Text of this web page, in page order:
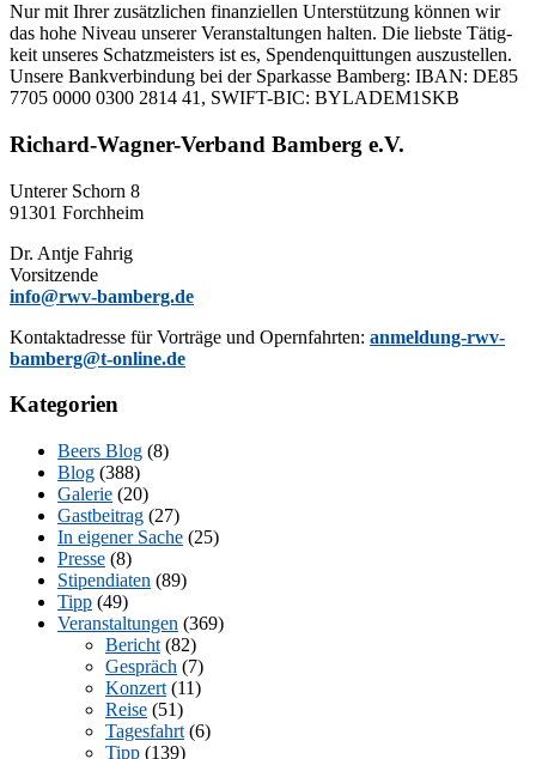
Nur mit Ih­rer zu­sätz­li­chen fi­nan­zi­el­len Un­ter­stüt­zung kön­nen wir
das hohe Ni­veau un­se­rer Ver­an­stal­tun­gen hal­ten. Die liebs­te Tä­tig­
keit un­se­res Schatz­meis­ters ist es, Spen­den­quit­tun­gen aus­zu­stel­len.
Un­se­re Bank­ver­bin­dung bei der Spar­kas­se Bam­berg: IBAN: DE85
7705 0000 0300 2814 41, SWIFT-BIC: BYLADEM1SKB
Richard-Wagner-Verband Bamberg e.V.
Un­te­rer Schorn 8
91301 Forchheim
Dr. Ant­je Fahrig
Vorsitzende
info@rwv-bamberg.de
Kon­takt­adres­se für Vor­trä­ge und Opern­fahr­ten: anmeldung-rwv-
bamberg@t-online.de
Kategorien
Beers Blog (8)
Blog (388)
Galerie (20)
Gastbeitrag (27)
In eigener Sache (25)
Presse (8)
Stipendiaten (89)
Tipp (49)
Veranstaltungen (369)
Bericht (82)
Gespräch (7)
Konzert (11)
Reise (51)
Tagesfahrt (6)
Tipp (139)